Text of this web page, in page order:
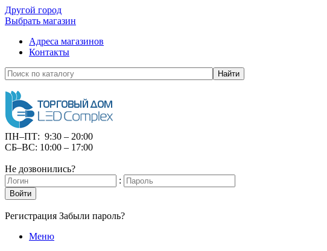
Другой город
Выбрать магазин
Адреса магазинов
Контакты
Найти
ПН–ПТ: 9:30 – 20:00
СБ–ВС: 10:00 – 17:00
Не дозвонились?
:
Войти
Регистрация Забыли пароль?
Меню